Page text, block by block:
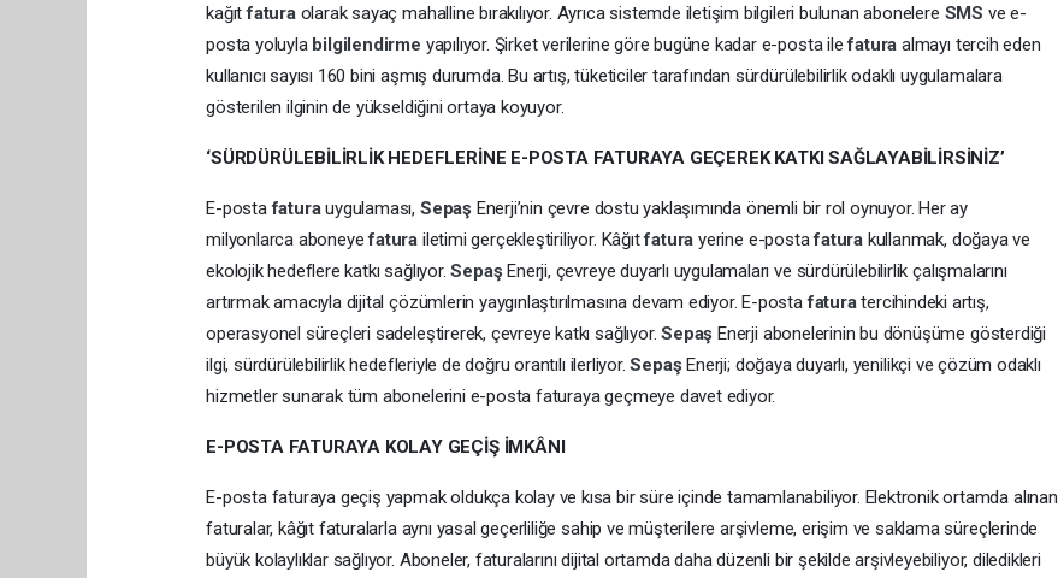
kağıtfatura olarak sayaç mahalline bırakılıyor. Ayrıca sistemde iletişim bilgileri bulunan abonelere SMS ve e-
posta yoluyla bilgilendirme yapılıyor. Şirket verilerine göre bugüne kadar e-posta ilefaturaalmayı tercih eden
kullanıcı sayısı 160 bini aşmış durumda. Bu artış, tüketiciler tarafından sürdürülebilirlik odaklı uygulamalara
gösterilen ilginin de yükseldiğini ortaya koyuyor.
‘SÜRDÜRÜLEBİLİRLİK HEDEFLERİNE E-POSTA FATURAYA GEÇEREK KATKI SAĞLAYABİLİRSİNİZ’
E-postafaturauygulaması, Sepaş Enerji’nin çevre dostu yaklaşımında önemli bir rol oynuyor. Her ay
milyonlarca aboneyefatura iletimi gerçekleştiriliyor. Kâğıtfaturayerine e-postafatura kullanmak, doğaya ve
ekolojik hedeflere katkı sağlıyor.SepaşEnerji, çevreye duyarlı uygulamaları ve sürdürülebilirlik çalışmalarını
artırmak amacıyla dijital çözümlerin yaygınlaştırılmasına devam ediyor. E-postafaturatercihindeki artış,
operasyonel süreçleri sadeleştirerek, çevreye katkı sağlıyor.SepaşEnerji abonelerinin bu dönüşüme gösterdiği
ilgi, sürdürülebilirlik hedefleriyle de doğru orantılı ilerliyor.SepaşEnerji; doğaya duyarlı, yenilikçi ve çözüm odaklı
hizmetler sunarak tüm abonelerini e-posta faturaya geçmeye davet ediyor.
E-POSTA FATURAYA KOLAY GEÇİŞ İMKÂNI
E-posta faturaya geçiş yapmak oldukça kolay ve kısa bir süre içinde tamamlanabiliyor. Elektronik ortamda alınan
faturalar, kâğıt faturalarla aynı yasal geçerliliğe sahip ve müşterilere arşivleme, erişim ve saklama süreçlerinde
büyük kolaylıklar sağlıyor. Aboneler, faturalarını dijital ortamda daha düzenli bir şekilde arşivleyebiliyor, diledikleri